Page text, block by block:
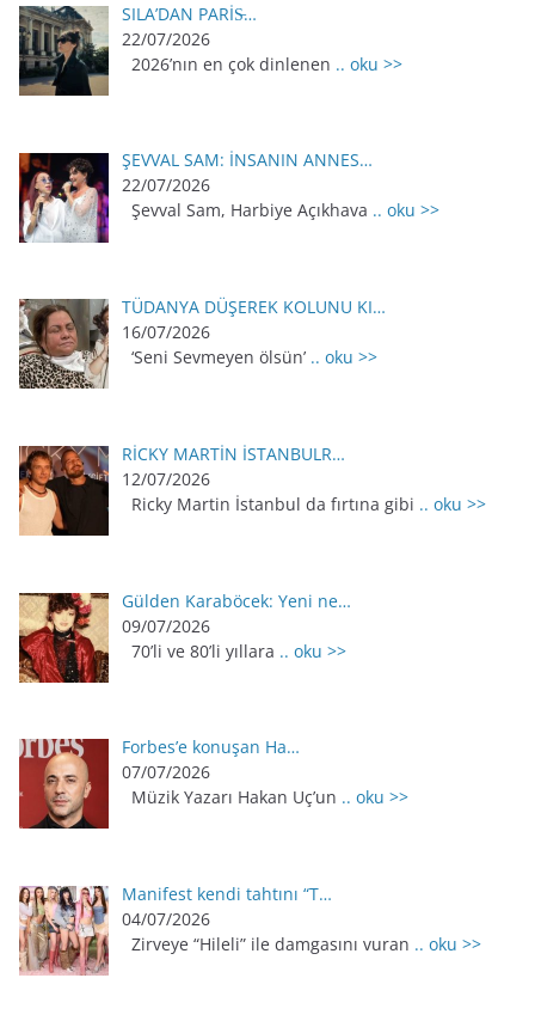
SILA’DAN PARİS̵…
22/07/2026
2026’nın en çok dinlenen .. oku >>
ŞEVVAL SAM: İNSANIN ANNES…
22/07/2026
Şevval Sam, Harbiye Açıkhava .. oku >>
TÜDANYA DÜŞEREK KOLUNU KI…
16/07/2026
‘Seni Sevmeyen ölsün’ .. oku >>
RİCKY MARTİN İSTANBULR…
12/07/2026
Ricky Martin İstanbul da fırtına gibi .. oku >>
Gülden Karaböcek: Yeni ne…
09/07/2026
70’li ve 80’li yıllara .. oku >>
Forbes’e konuşan Ha…
07/07/2026
Müzik Yazarı Hakan Uç’un .. oku >>
Manifest kendi tahtını “T…
04/07/2026
Zirveye “Hileli” ile damgasını vuran .. oku >>